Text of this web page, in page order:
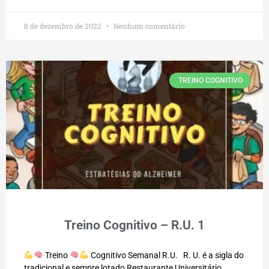
8 de dezembro de 2022 Nenhum comentário
TREINO COGNITIVO
Treino Cognitivo – R.U. 1
Treino
Cognitivo Semanal R.U. R. U. é a sigla do